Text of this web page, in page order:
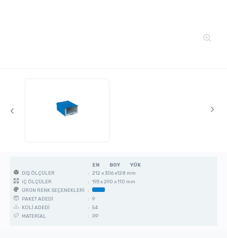
EN BOY
YÜK
DIŞ ÖLÇÜLER
: 212 x 306 x128 mm
iÇ ÖLÇÜLER
: 193 x 290 x 110 mm
ÜRÜN RENK SEÇENEKLERİ :
PAKET ADEDİ
: 9
KOLİ ADEDİ
: 54
MATERİAL
: PP